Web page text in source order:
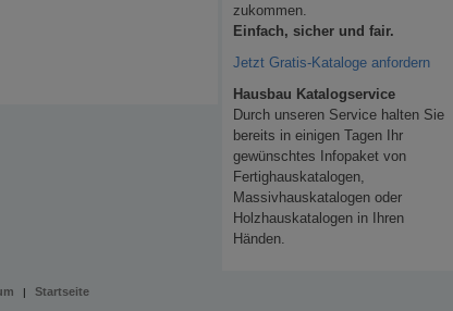
zukommen.
Einfach, sicher und fair.
Jetzt Gratis-Kataloge anfordern
Hausbau Katalogservice
Durch unseren Service halten Sie
bereits in einigen Tagen Ihr
gewünschtes Infopaket von
Fertighauskatalogen,
Massivhauskatalogen oder
Holzhauskatalogen in Ihren
Händen.
| Startseite